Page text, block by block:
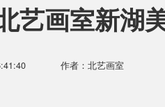
艺画室新湖
作者：北艺画室